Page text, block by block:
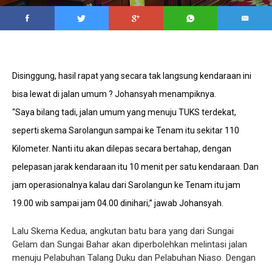
Disinggung, hasil rapat yang secara tak langsung kendaraan ini
bisa lewat di jalan umum ? Johansyah menampiknya.
“Saya bilang tadi, jalan umum yang menuju TUKS terdekat,
seperti skema Sarolangun sampai ke Tenam itu sekitar 110
Kilometer. Nanti itu akan dilepas secara bertahap, dengan
pelepasan jarak kendaraan itu 10 menit per satu kendaraan. Dan
jam operasionalnya kalau dari Sarolangun ke Tenam itu jam
19.00 wib sampai jam 04.00 dinihari,” jawab Johansyah.
Lalu Skema Kedua, angkutan batu bara yang dari Sungai
Gelam dan Sungai Bahar akan diperbolehkan melintasi jalan
menuju Pelabuhan Talang Duku dan Pelabuhan Niaso. Dengan